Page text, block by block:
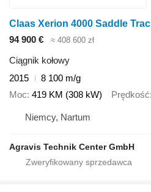
Claas Xerion 4000 Saddle Trac
94 900 €
≈ 408 600 zł
Ciągnik kołowy
2015
8 100 m/g
Moc 419 KM (308 kW) Prędkość
Niemcy, Nartum
Agravis Technik Center GmbH